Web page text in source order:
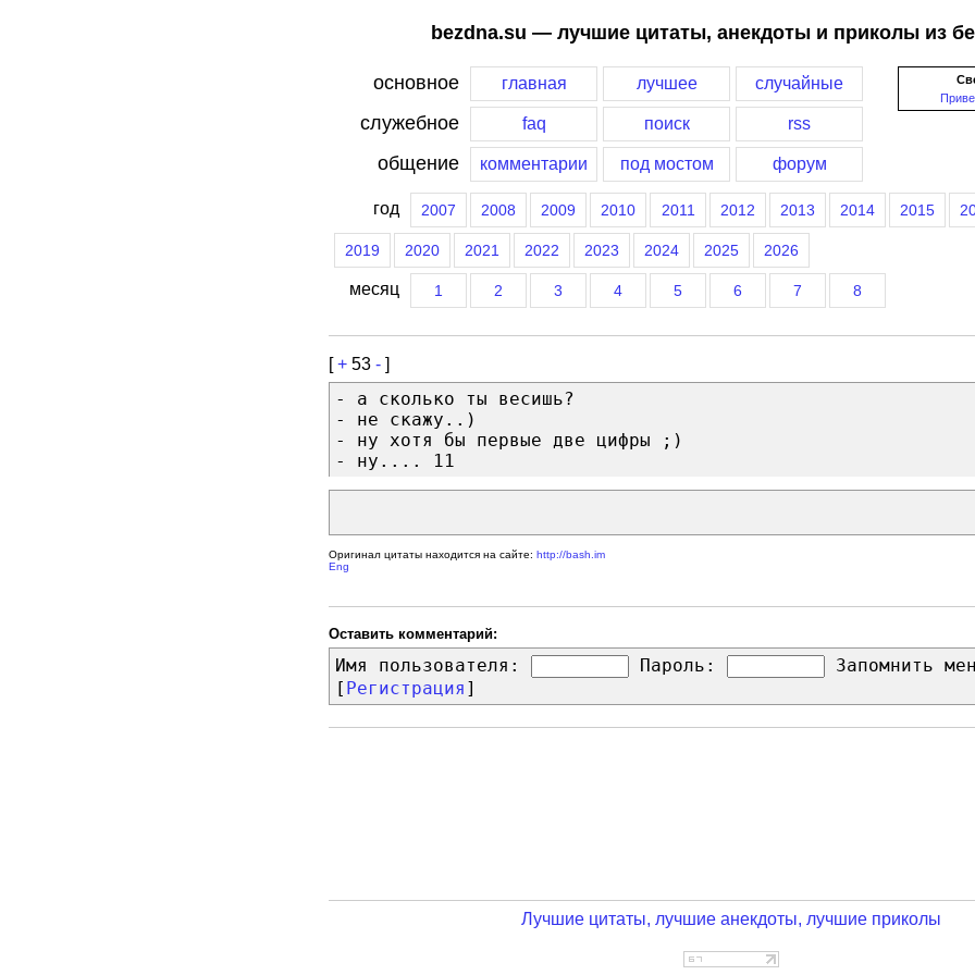
bezdna.su — лучшие цитаты, анекдоты и приколы из
основное главная лучшее случайные
служебное faq поиск rss
общение комментарии под мостом форум
год 2007 2008 2009 2010 2011 2012 2013 2014 2015
2019 2020 2021 2022 2023 2024 2025 2026
месяц 1 2 3 4 5 6 7 8
[+ 53 - ]
- а сколько ты весишь?
- не скажу..)
- ну хотя бы первые две цифры ;)
- ну.... 11
Оригинал цитаты находится на сайте: http://bash.im
Eng
Оставить комментарий:
Имя пользователя: Пароль:
Запомнить
[ Регистрация ]
Лучшие цитаты, лучшие анекдоты, лучшие приколы